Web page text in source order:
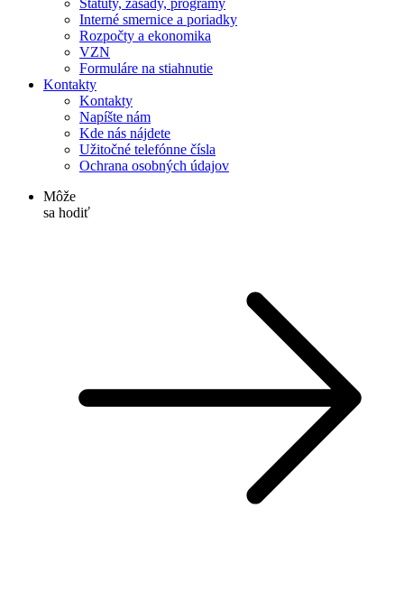
Štatúty, zásady, programy
Interné smernice a poriadky
Rozpočty a ekonomika
VZN
Formuláre na stiahnutie
Kontakty
Kontakty
Napíšte nám
Kde nás nájdete
Užitočné telefónne čísla
Ochrana osobných údajov
Môže
sa hodiť